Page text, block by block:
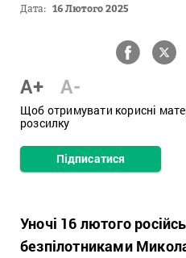
Дата: 16 Лютого 2025
A+ A-
Щоб отримувати корисні
розсилку
Підписатися
Уночі 16 лютого
безпілотниками